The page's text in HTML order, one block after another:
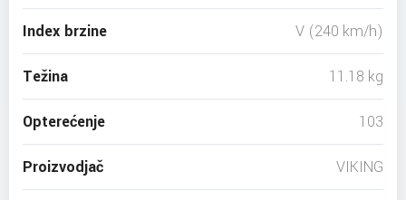
Index brzine V (240 km/h)
Težina 11.18 kg
Opterećenje 103
Proizvodjač VIKING